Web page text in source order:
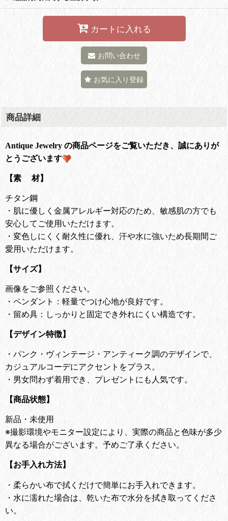
カートに入れる
お問い合わせ
お気に入り登録
商品詳細
Antique Jewelry の商品ページをご覧いただき、誠にありが
とうございます
【素 材】
チタン鋼
・肌に優しく金属アレルギー対応のため、敏感肌の方でも
安心してご使用いただけます。
・変色しにくく耐久性に優れ、汗や水に強いため長期間ご
愛用いただけます。
【サイズ】
画像をご参照ください。
・ペンダント：軽量でつけ心地が良好です。
・留め具：しっかりと固定でき外れにくい構造です。
【デザイン特徴】
・ パンク・ヴィンテージ・アンティーク調のデザインで、
カジュアルコーデにアクセントをプラス。
・ 男女問わず着用でき、プレゼントにも人気です。
【商品状態】
新品・未使用
※撮影環境やモニター設定により、実際の商品と色味が多少
異なる場合がございます。予めご了承ください。
【お手入れ方法】
・ 柔らかい布で拭くだけで簡単にお手入れできます。
・ 水に濡れた場合は、乾いた布で水分を拭き取ってくださ
い。